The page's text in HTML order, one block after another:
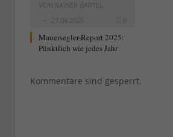
VON RAINER BARTEL
27.04.2025
0
Mauersegler-Report 2025:
Pünktlich wie jedes Jahr
Kommentare sind gesperrt.